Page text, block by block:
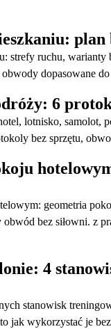
plan
strefy ruchu, warianty
dopasowane do
6
lotnisko, samolot,
bez sprzętu,
geometria
bez siłowni. z
4
stanowisk
jak wykorzystać je